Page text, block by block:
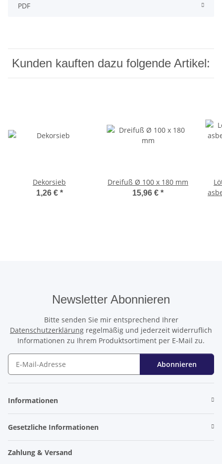
PDF
Kunden kauften dazu folgende Artikel:
Dekorsieb
1,26 € *
Dreifuß Ø 100 x 180 mm
15,96 € *
Newsletter Abonnieren
Bitte senden Sie mir entsprechend Ihrer
Datenschutzerklärung regelmäßig und jederzeit widerruflich
Informationen zu Ihrem Produktsortiment per E-Mail zu.
Abonnieren
Informationen
Gesetzliche Informationen
Zahlung & Versand